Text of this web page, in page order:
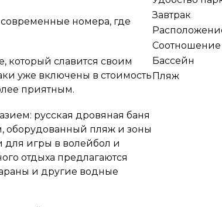
номера, где
который славится своим
уже включены в стоимость
приятным.
русская дровяная баня
оборудованный пляж и зоны
для игры в волейбол и
отдыха предлагаются
и другие водные
Завтрак
Соотношение
Бассейн
Пляж